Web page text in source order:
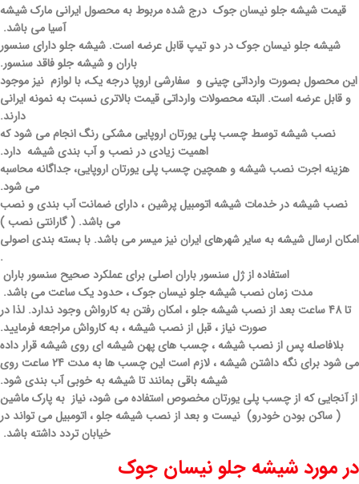
قیمت شیشه جلو نیسان جوک درج شده مربوط به محصول ایرانی مارک شیشه
آسیا می باشد.
شیشه جلو نیسان جوک در دو تیپ قابل عرضه است. شیشه جلو دارای سنسور
باران و شیشه جلو فاقد سنسور.
این محصول بصورت وارداتی چینی و سفارشی اروپا درجه یک، با لوازم نیز موجود
و قابل عرضه است. البته محصولات وارداتی قیمت بالاتری نسبت به نمونه ایرانی
دارند.
نصب شیشه توسط چسب پلی یورتان اروپایی مشکی رنگ انجام می شود که
اهمیت زیادی در نصب و آب بندی شیشه دارد.
هزینه اجرت نصب شیشه و همچین چسب پلی یورتان اروپایی، جداگانه محاسبه
می شود.
نصب شیشه در خدمات شیشه اتومبیل پرشین ، دارای ضمانت آب بندی و نصب
می باشد. ( گارانتی نصب )
امکان ارسال شیشه به سایر شهرهای ایران نیز میسر می باشد. با بسته بندی اصولی
.
استفاده از ژل سنسور باران اصلی برای عملکرد صحیح سنسور باران
مدت زمان نصب شیشه جلو نیسان جوک ، حدود یک ساعت می باشد.
تا 48 ساعت بعد از نصب شیشه جلو ، امکان رفتن به کارواش وجود ندارد. لذا در
صورت نیاز ، قبل از نصب شیشه ، به کارواش مراجعه فرمایید.
بلافاصله پس از نصب شیشه ، چسب های پهن شیشه ای روی شیشه قرار داده
می شود برای نگه داشتن شیشه ، لازم است این چسب ها به مدت 24 ساعت روی
شیشه باقی بمانند تا شیشه به خوبی آب بندی شود.
از آنجایی که از چسب پلی یورتان مخصوص استفاده می شود، نیاز به پارک ماشین
( ساکن بودن خودرو) نیست و بعد از نصب شیشه جلو ، اتومبیل می تواند در
خیابان تردد داشته باشد.
در مورد شیشه جلو نیسان جوک